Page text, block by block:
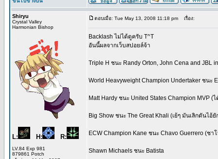
Shiryu
Crystal Valley
Harmonian Bishop
L: H: R:
LV.84 Exp 981
879861 Potch
ตอบเมื่อ: Tue May 13, 2008 11:18 pm เรื่อง:
Backlash ไม่ได้ดูครับ T^T
อันนี้ผลจากเว็บสปอยล์จ้า
Triple H ชนะ Randy Orton, John Cena and
World Heavyweight Champion Undertaker ชนะ
Matt Hardy ชนะ United States Champion MVP
Big Show ชนะ The Great Khali (เย้ๆ มันเลิกดันไอ้
ECW Champion Kane ชนะ Chavo Guerrero (ช
Shawn Michaels ชนะ Batista